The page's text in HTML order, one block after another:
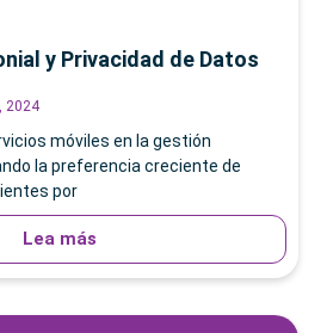
y Privacidad de Datos
2024
móviles en la gestión
la preferencia creciente de
por
Lea más